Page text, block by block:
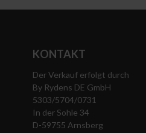
KONTAKT
Der Verkauf erfolgt durch
By Rydens DE GmbH
5303/5704/0731
In der Sohle 34
D-59755 Arnsberg